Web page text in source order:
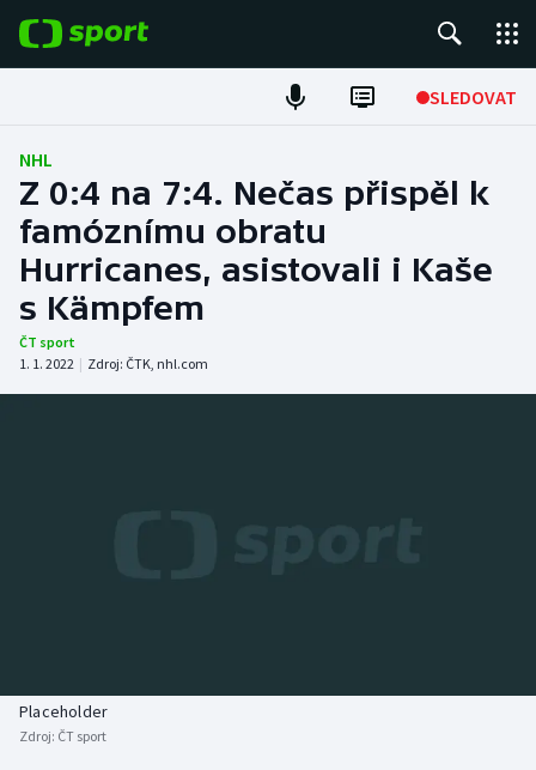
SLEDOVAT
Fotbal
Hokej
Tenis
Atletika
Boby a skeleton
AZ kvíz
NHL
Z 0:4 na 7:4. Nečas přispěl k
famóznímu obratu
Hurricanes, asistovali i Kaše
s Kämpfem
ČT sport
1. 1. 2022 | Zdroj: ČTK, nhl.com
Placeholder
Zdroj: ČT sport